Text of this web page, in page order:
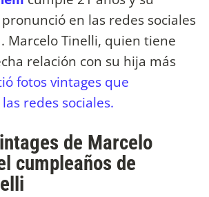
en las redes sociales
Marcelo Tinelli, quien tiene
relación con su hija más
fotos vintages que
redes sociales.
de Marcelo
cumpleaños de